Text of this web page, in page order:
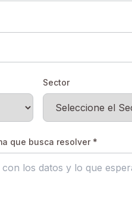
Sector
que busca resolver *